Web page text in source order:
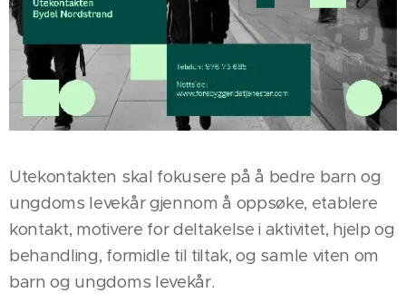
Utekontakten skal fokusere på å bedre barn og
ungdoms levekår gjennom å oppsøke, etablere
kontakt, motivere for deltakelse i aktivitet, hjelp og
behandling, formidle til tiltak, og samle viten om
barn og ungdoms levekår.